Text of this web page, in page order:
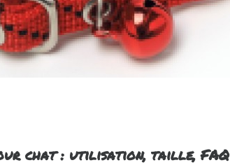
chat : utilisation, taille, FAQ